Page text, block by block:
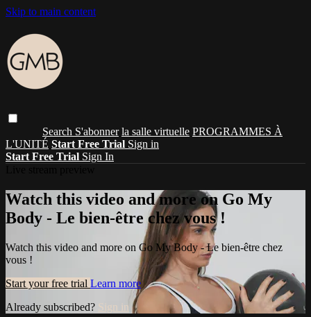
Skip to main content
Search S'abonner la salle virtuelle PROGRAMMES À
L'UNITÉ Start Free Trial Sign in
Start Free Trial Sign In
Watch this video and more on Go My
Body - Le bien-être chez vous !
Watch this video and more on Go My Body - Le bien-être chez
vous !
Start your free trial Learn more
Already subscribed? Sign in